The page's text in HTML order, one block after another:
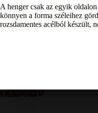
A henger csak az egyik
könnyen a forma széleihez
rozsdamentes acélból készült,